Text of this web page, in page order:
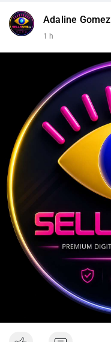
Adaline Gomez
1 h